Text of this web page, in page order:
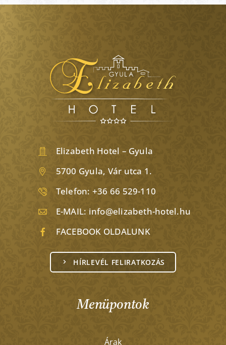
Elizabeth Hotel – Gyula
5700 Gyula, Vár utca 1.
Telefon: +36 66 529-110
E-MAIL: info@elizabeth-hotel.hu
FACEBOOK OLDALUNK
HÍRLEVÉL FELIRATKOZÁS
Menüpontok
Árak